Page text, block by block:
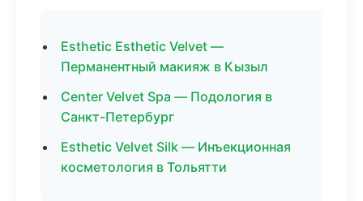
Esthetic Esthetic Velvet —
Перманентный макияж в Кызыл
Center Velvet Spa — Подология в
Санкт-Петербург
Esthetic Velvet Silk — Инъекционная
косметология в Тольятти